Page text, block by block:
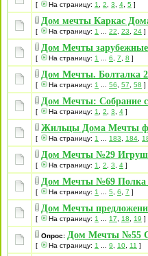
[ На страницу: 1 2 3 4 5 ]
Дом мечты Каркас
[ На страницу: 1 22 23 24 ]
Дом Мечты
[ На страницу: 1 6 7 8 ]
Дом Мечты. Болталка
[ На страницу: 1 56 57 58 ]
Дом Мечты: Собрание
[ На страницу: 1 2 3 4 ]
Жильцы Дома Мечты
[ На страницу: 1 183 184
Дом Мечты №29
[ На страницу: 1 2 3 4 ]
Дом Мечты №69 Полка
[ На страницу: 1 5 6 7 ]
Дом Мечты
[ На страницу: 1 17 18 19 ]
Опрос: Дом Мечты №55
[ На страницу: 1 9 10 11 ]